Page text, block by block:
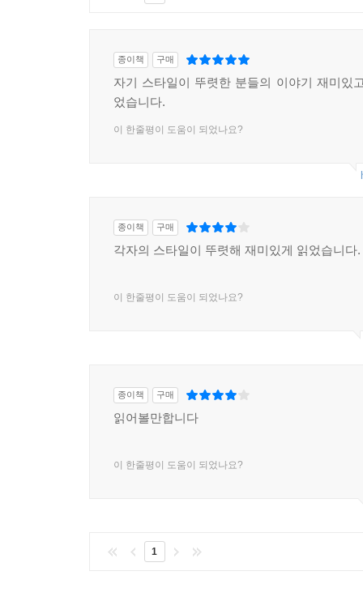
종이책 구매
자기 스타일이 뚜렷한 분들의 이야기 재미있
었습니다.
이 한줄평이 도움이 되었나요?
종이책 구매
각자의 스타일이 뚜렷해 재미있게 읽었습니다.
이 한줄평이 도움이 되었나요?
종이책 구매
읽어볼만합니다
이 한줄평이 도움이 되었나요?
1